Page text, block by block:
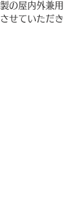
の屋内外兼用
せていただき